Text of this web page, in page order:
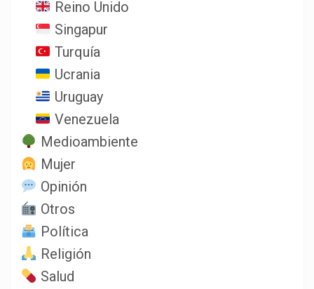
Reino Unido
Singapur
Turquía
Ucrania
Uruguay
Venezuela
Medioambiente
Mujer
Opinión
Otros
Política
Religión
Salud